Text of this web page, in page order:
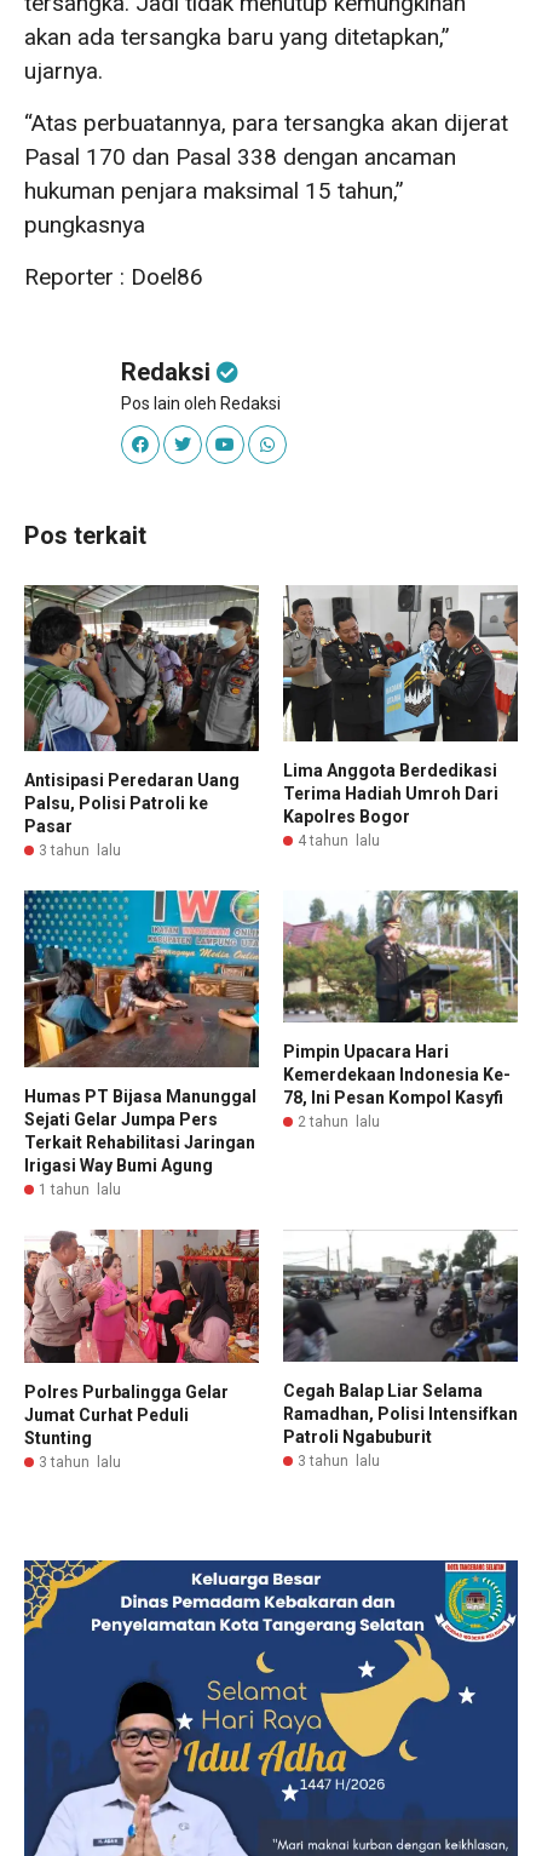
akan ada tersangka baru yang ditetapkan,”
ujarnya.
“Atas perbuatannya, para tersangka akan dijerat
Pasal 170 dan Pasal 338 dengan ancaman
hukuman penjara maksimal 15 tahun,”
pungkasnya
Reporter : Doel86
Redaksi
Pos lain oleh Redaksi
Pos terkait
Antisipasi Peredaran Uang
Palsu, Polisi Patroli ke
Pasar
3 tahun lalu
Lima Anggota Berdedikasi
Terima Hadiah Umroh Dari
Kapolres Bogor
4 tahun lalu
Humas PT Bijasa Manunggal
Sejati Gelar Jumpa Pers
Terkait Rehabilitasi Jaringan
Irigasi Way Bumi Agung
1 tahun lalu
Pimpin Upacara Hari
Kemerdekaan Indonesia Ke-
78, Ini Pesan Kompol Kasyfi
2 tahun lalu
Polres Purbalingga Gelar
Jumat Curhat Peduli
Stunting
3 tahun lalu
Cegah Balap Liar Selama
Ramadhan, Polisi Intensifkan
Patroli Ngabuburit
3 tahun lalu